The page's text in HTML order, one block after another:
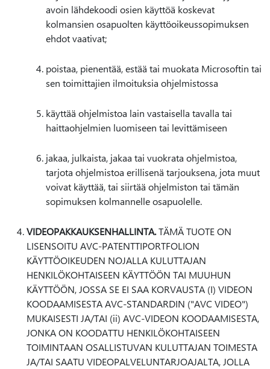
avoin lähdekoodi osien käyttöä koskevat
kolmansien osapuolten käyttöoikeussopimuksen
ehdot vaativat;
poistaa, pienentää, estää tai muokata Microsoftin tai
sen toimittajien ilmoituksia ohjelmistossa
käyttää ohjelmistoa lain vastaisella tavalla tai
haittaohjelmien luomiseen tai levittämiseen
jakaa, julkaista, jakaa tai vuokrata ohjelmistoa,
tarjota ohjelmistoa erillisenä tarjouksena, jota muut
voivat käyttää, tai siirtää ohjelmiston tai tämän
sopimuksen kolmannelle osapuolelle.
VIDEOPAKKAUKSENHALLINTA.TÄMÄ TUOTE ON
LISENSOITU AVC-PATENTTIPORTFOLION
KÄYTTÖOIKEUDEN NOJALLA KULUTTAJAN
HENKILÖKOHTAISEEN KÄYTTÖÖN TAI MUUHUN
KÄYTTÖÖN, JOSSA SE EI SAA KORVAUSTA (I) VIDEON
KOODAAMISESTA AVC-STANDARDIN ("AVC VIDEO")
MUKAISESTI JA/TAI (ii) AVC-VIDEON KOODAAMISESTA,
JONKA ON KOODATTU HENKILÖKOHTAISEEN
TOIMINTAAN OSALLISTUVAN KULUTTAJAN TOIMESTA
JA/TAI SAATU VIDEOPALVELUNTARJOAJALTA, JOLLA